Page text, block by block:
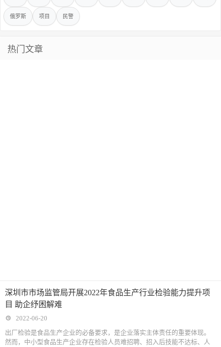
俄罗斯 项目 民警
热门文章
深圳市市场监管局开展2022年食品生产行业检验能力提升项
目 助企纾困解难
2022-06-20
出厂检验是食品生产企业的必备要求，是企业落实主体责任的重要体现。
然而，中小型食品生产企业存在检验人员难招聘、招入后技能不达标、人